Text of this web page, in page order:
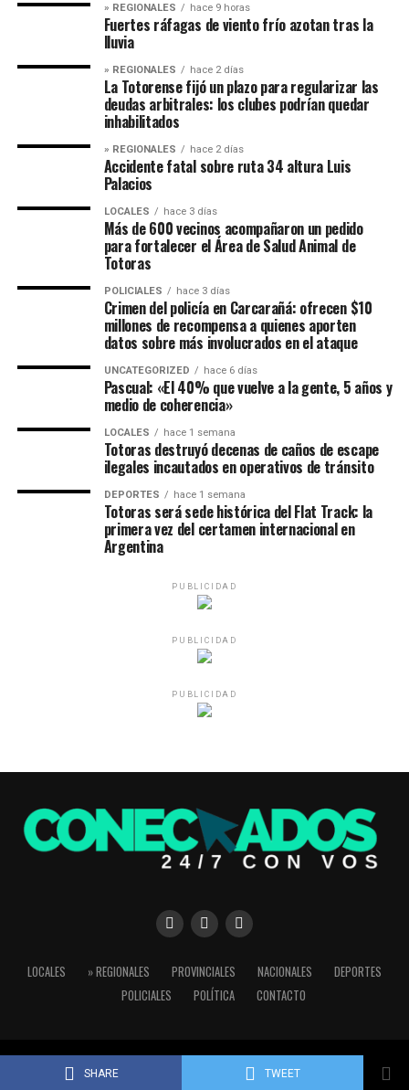
SHARE TWEET
» REGIONALES hace 9 horas
Fuertes ráfagas de viento frío azotan tras la
lluvia
» REGIONALES hace 2 días
La Totorense fijó un plazo para regularizar las
deudas arbitrales: los clubes podrían quedar
inhabilitados
» REGIONALES hace 2 días
Accidente fatal sobre ruta 34 altura Luis
Palacios
LOCALES hace 3 días
Más de 600 vecinos acompañaron un pedido
para fortalecer el Área de Salud Animal de
Totoras
POLICIALES hace 3 días
Crimen del policía en Carcarañá: ofrecen $10
millones de recompensa a quienes aporten
datos sobre más involucrados en el ataque
UNCATEGORIZED hace 6 días
Pascual: «El 40% que vuelve a la gente, 5 años y
medio de coherencia»
LOCALES hace 1 semana
Totoras destruyó decenas de caños de escape
ilegales incautados en operativos de tránsito
DEPORTES hace 1 semana
Totoras será sede histórica del Flat Track: la
primera vez del certamen internacional en
Argentina
PUBLICIDAD
PUBLICIDAD
PUBLICIDAD
LOCALES » REGIONALES PROVINCIALES NACIONALES
DEPORTES
POLICIALES
POLÍTICA CONTACTO
Copyright © 2024 Conectados 24/7